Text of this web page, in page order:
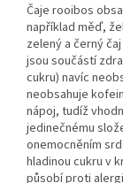
Čaje rooibos
například měď,
zelený a černý
jsou součástí
cukru) navíc
neobsahuje
nápoj, tudíž
jedinečnému
onemocněním
hladinou cukru v
působí proti